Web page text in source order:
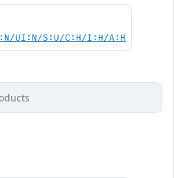
UI:N/S:U/C:H/I:H/A:H